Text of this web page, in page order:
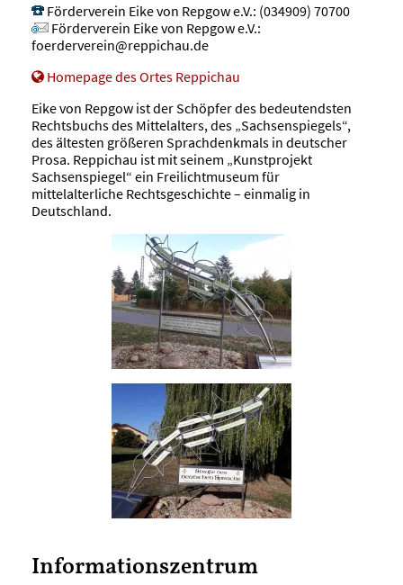
Förderverein Eike von Repgow e.V.: (034909) 70700
Förderverein Eike von Repgow e.V.:
foerderverein@reppichau.de
Homepage des Ortes Reppichau
Eike von Repgow ist der Schöpfer des bedeutendsten
Rechtsbuchs des Mittelalters, des „Sachsenspiegels“,
des ältesten größeren Sprachdenkmals in deutscher
Prosa. Reppichau ist mit seinem „Kunstprojekt
Sachsenspiegel“ ein Freilichtmuseum für
mittelalterliche Rechtsgeschichte – einmalig in
Deutschland.
Informationszentrum